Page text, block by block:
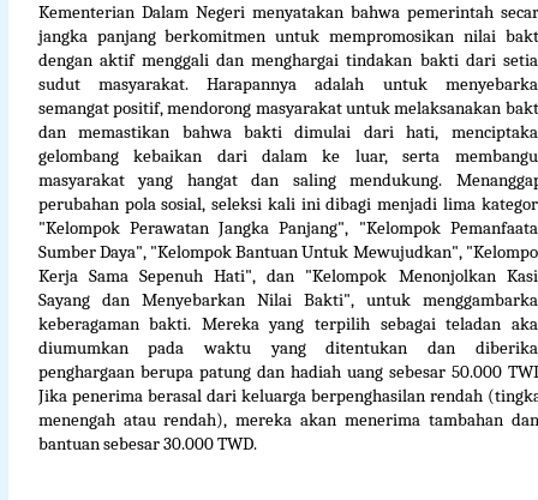
Kementerian Dalam Negeri menyatakan bahwa pemerintah
jangka panjang berkomitmen untuk mempromosikan nilai
dengan aktif menggali dan menghargai tindakan bakti dari
sudut masyarakat. Harapannya adalah untuk
semangat positif, mendorong masyarakat untuk melaksanakan
dan memastikan bahwa bakti dimulai dari hati,
gelombang kebaikan dari dalam ke luar, serta
masyarakat yang hangat dan saling mendukung.
perubahan pola sosial, seleksi kali ini dibagi menjadi lima
"Kelompok Perawatan Jangka Panjang", "Kelompok
Sumber Daya", "Kelompok Bantuan Untuk Mewujudkan",
Kerja Sama Sepenuh Hati", dan "Kelompok Menonjolkan
Sayang dan Menyebarkan Nilai Bakti", untuk
keberagaman bakti. Mereka yang terpilih sebagai teladan
diumumkan pada waktu yang ditentukan dan
penghargaan berupa patung dan hadiah uang sebesar 50.000
Jika penerima berasal dari keluarga berpenghasilan rendah
menengah atau rendah), mereka akan menerima tambahan
bantuan sebesar 30.000 TWD.